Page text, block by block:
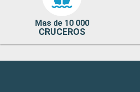
Mas de 10 000
CRUCEROS